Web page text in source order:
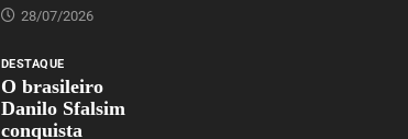
28/07/2026
DESTAQUE
O brasileiro
Danilo Sfalsim
conquista